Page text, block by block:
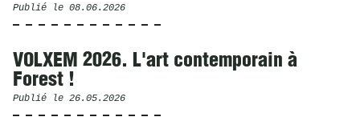
Publié le 08.06.2026
VOLXEM 2026. L'art contemporain à
Forest !
Publié le 26.05.2026